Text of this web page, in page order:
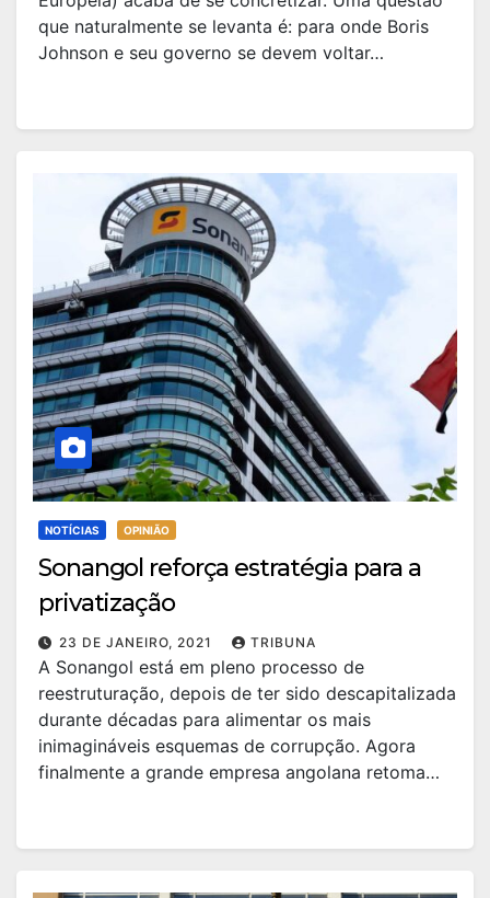
que naturalmente se levanta é: para onde Boris
Johnson e seu governo se devem voltar…
NOTÍCIAS OPINIÃO
Sonangol reforça estratégia para a
privatização
23 DE JANEIRO, 2021 TRIBUNA
A Sonangol está em pleno processo de
reestruturação, depois de ter sido descapitalizada
durante décadas para alimentar os mais
inimagináveis esquemas de corrupção. Agora
finalmente a grande empresa angolana retoma…